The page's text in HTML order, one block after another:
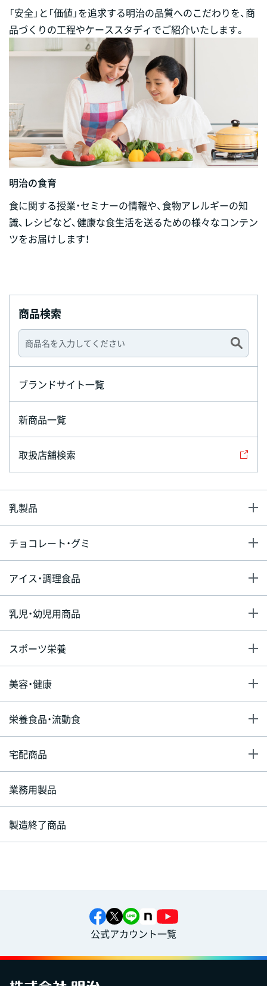
「安全」と「価値」を追求する明治の品質へのこだわりを、商
品づくりの工程やケーススタディでご紹介いたします。
明治の食育
食に関する授業・セミナーの情報や、食物アレルギーの知
識、レシピなど、健康な食生活を送るための様々なコンテン
ツをお届けします！
商品検索
ブランドサイト一覧
新商品一覧
取扱店舗検索
乳製品
チョコレート・グミ
アイス・調理食品
乳児・幼児用商品
スポーツ栄養
美容・健康
栄養食品・流動食
宅配商品
業務用製品
製造終了商品
公式アカウント一覧